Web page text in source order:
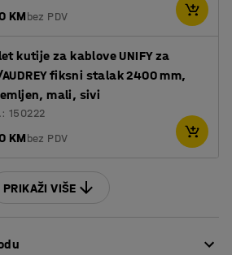
KMbez PDV
kutije za kablove UNIFY za
AUDREY fiksni stalak 2400 mm,
mali, sivi
150222
KMbez PDV
PRIKAŽI VIŠE